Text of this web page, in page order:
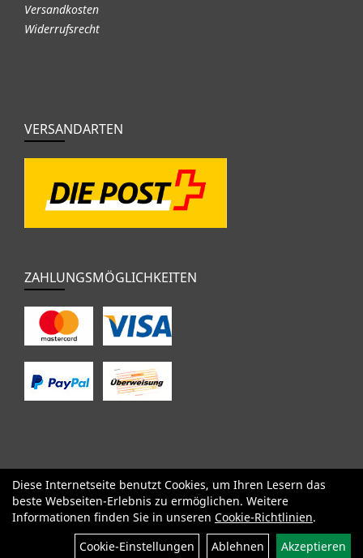
Versandkosten
Widerrufsrecht
VERSANDARTEN
ZAHLUNGSMÖGLICHKEITEN
SALE Specialized Factor Cervélo BMC Orbea
Yeti
Pinarello
OPEN Kids / BMX Komponenten
Bekleidung
Zubehör
Sale
Diese Internetseite benutzt Cookies, um Ihren Lesern das
beste Webseiten-Erlebnis zu ermöglichen. Weitere
Informationen finden Sie in unseren Cookie-Richtlinien.
Cookie-Einstellungen
Ablehnen Akzeptieren